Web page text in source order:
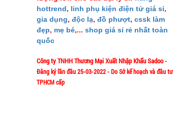
hottrend, linh phụ kiện điện tử giá sỉ,
gia dụng, độc lạ, đồ phượt, cssk làm
đẹp, mẹ bé,... shop giá sỉ rẻ nhất toàn
quốc
Công ty TNHH Thương Mại Xuất Nhập Khẩu Sadoo-
Đăng ký lần đầu 25-03-2022 - Do Sở kế hoạch và đầu tư
TPHCM cấp